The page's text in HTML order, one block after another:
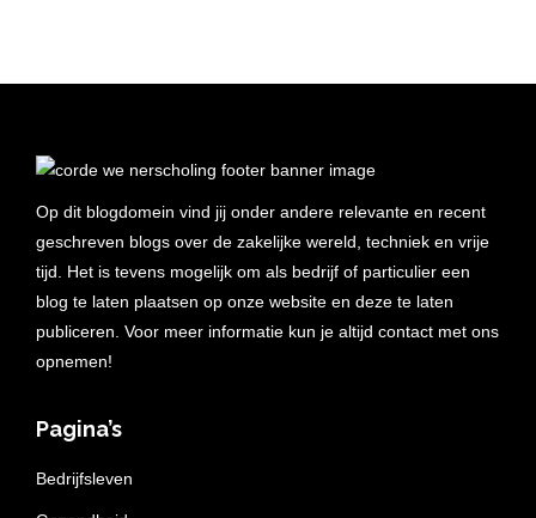
Op dit blogdomein vind jij onder andere relevante en recent
geschreven blogs over de zakelijke wereld, techniek en vrije
tijd. Het is tevens mogelijk om als bedrijf of particulier een
blog te laten plaatsen op onze website en deze te laten
publiceren. Voor meer informatie kun je altijd contact met ons
opnemen!
Pagina’s
Bedrijfsleven